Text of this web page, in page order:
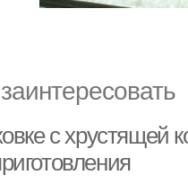
с хрустящей